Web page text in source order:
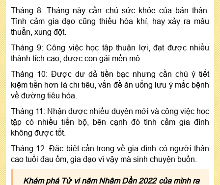
Tháng 8: Tháng này cần chú sức khỏe của bản thân.
Tình cảm gia đạo cũng thiếu hòa khí, hay xảy ra mâu
thuẫn, xung đột.
Tháng 9: Công việc học tập thuận lợi, đạt được nhiều
thành tích cao, được con gái mến mộ
Tháng 10: Được dư dả tiền bạc nhưng cần chú ý tiết
kiệm tiền hơn là chi tiêu, vấn đề ăn uống lưu ý mắc bệnh
về đường tiêu hóa.
Tháng 11: Nhận được nhiều duyên mới và công việc học
tập có nhiều tiến bộ, bên cạnh đó tình cảm gia đình
không được tốt.
Tháng 12: Đặc biệt cẩn trọng về gia đình có người thân
cao tuổi đau ốm, gia đạo vì vậy mà sinh chuyện buồn.
Khám phá Tử vi năm Nhâm Dần 2022 của mình ra